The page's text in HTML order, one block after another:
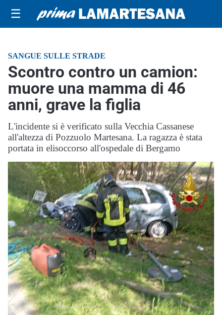
☰
SANGUE SULLE STRADE
Scontro contro un camion:
muore una mamma di 46
anni, grave la figlia
L'incidente si è verificato sulla Vecchia Cassanese
all'altezza di Pozzuolo Martesana. La ragazza è stata
portata in elisoccorso all'ospedale di Bergamo